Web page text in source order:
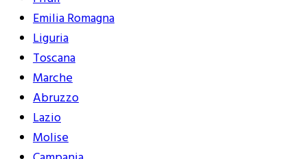
Emilia Romagna
Liguria
Toscana
Marche
Abruzzo
Lazio
Molise